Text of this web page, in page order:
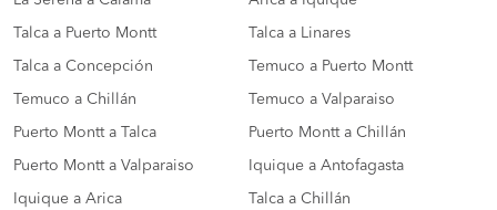
Talca a Puerto Montt Talca a Linares
Talca a Concepción Temuco a Puerto Montt
Temuco a Chillán Temuco a Valparaiso
Puerto Montt a Talca Puerto Montt a Chillán
Puerto Montt a Valparaiso Iquique a Antofagasta
Iquique a Arica Talca a Chillán